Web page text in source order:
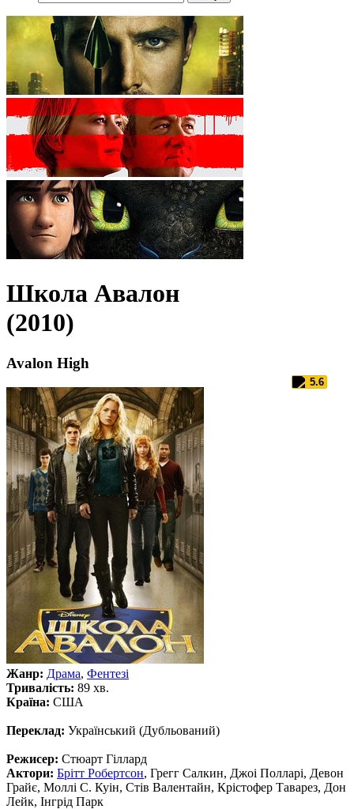
Школа Авалон
(2010)
Avalon High
5.6
Жанр: Драма, Фентезі
Тривалість: 89 хв.
Країна: США
Переклад: Український (Дубльований)
Режисер: Стюарт Гіллард
Актори: Брітт Робертсон, Грегг Салкин, Джоі Полларі, Девон
Грайє, Моллі С. Куін, Стів Валентайн, Крістофер Таварез, Дон
Лейк, Інгрід Парк